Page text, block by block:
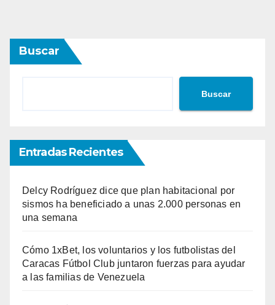
Buscar
Buscar
Entradas Recientes
Delcy Rodríguez dice que plan habitacional por
sismos ha beneficiado a unas 2.000 personas en
una semana
Cómo 1xBet, los voluntarios y los futbolistas del
Caracas Fútbol Club juntaron fuerzas para ayudar
a las familias de Venezuela